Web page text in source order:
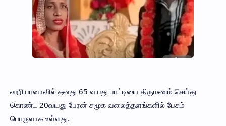
ஹரியானாவில் தனது 65 வயது பாட்டியை திருமணம் செய்து
கொண்ட 20வயது பேரன் சமூக வலைத்தளங்களில் பேசும்
பொருளாக உள்ளது.